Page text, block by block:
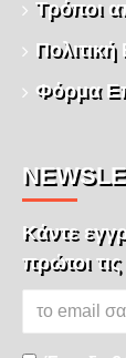
Τρόποι
Φόρμα
Κάντε
πρώτοι